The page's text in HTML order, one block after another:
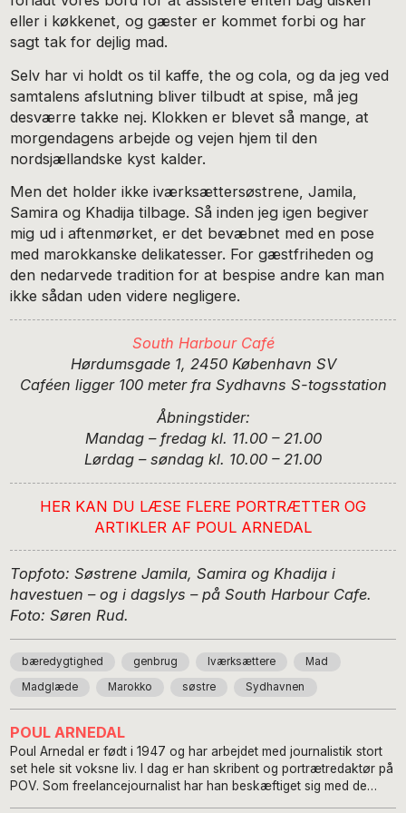
eller i køkkenet, og gæster er kommet forbi og har
sagt tak for dejlig mad.
Selv har vi holdt os til kaffe, the og cola, og da jeg ved
samtalens afslutning bliver tilbudt at spise, må jeg
desværre takke nej. Klokken er blevet så mange, at
morgendagens arbejde og vejen hjem til den
nordsjællandske kyst kalder.
Men det holder ikke iværksættersøstrene, Jamila,
Samira og Khadija tilbage. Så inden jeg igen begiver
mig ud i aftenmørket, er det bevæbnet med en pose
med marokkanske delikatesser. For gæstfriheden og
den nedarvede tradition for at bespise andre kan man
ikke sådan uden videre negligere.
South Harbour Café
Hørdumsgade 1, 2450 København SV
Caféen ligger 100 meter fra Sydhavns S-togsstation
Åbningstider:
Mandag – fredag kl. 11.00 – 21.00
Lørdag – søndag kl. 10.00 – 21.00
HER KAN DU LÆSE FLERE PORTRÆTTER OG
ARTIKLER AF POUL ARNEDAL
Topfoto: Søstrene Jamila, Samira og Khadija i
havestuen – og i dagslys – på South Harbour Cafe.
Foto: Søren Rud.
bæredygtighed genbrug Iværksættere Mad
Madglæde Marokko søstre Sydhavnen
POUL ARNEDAL
Poul Arnedal er født i 1947 og har arbejdet med journalistik stort
set hele sit voksne liv. I dag er han skribent og portrætredaktør på
POV. Som freelancejournalist har han beskæftiget sig med de